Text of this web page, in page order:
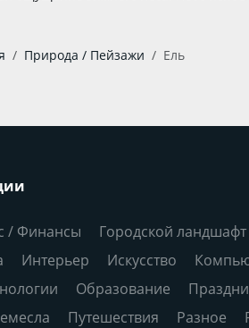
Природа / Пейзажи Ель
/ Финансы Городской ландшафт
Интерьер Искусство
Образование
Путешествия Разное